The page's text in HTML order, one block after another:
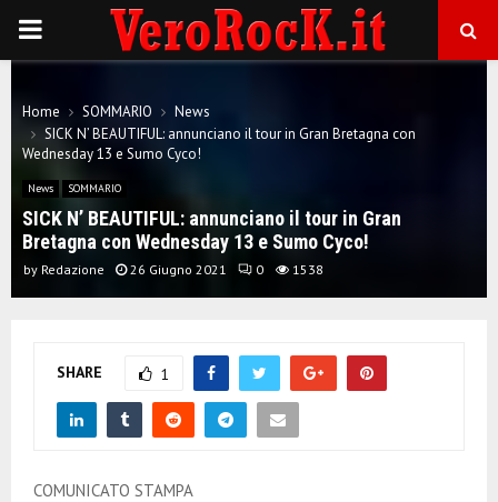
P
I
M
A
Home SOMMARIO
News
SICK N’ BEAUTIFUL: annunciano il tour in Gran Bretagna con
Wednesday 13 e Sumo Cyco!
News SOMMARIO
SICK N’ BEAUTIFUL: annunciano il tour in Gran
Bretagna con Wednesday 13 e Sumo Cyco!
by Redazione 26 Giugno 2021 0 1538
SHARE 1
COMUNICATO STAMPA